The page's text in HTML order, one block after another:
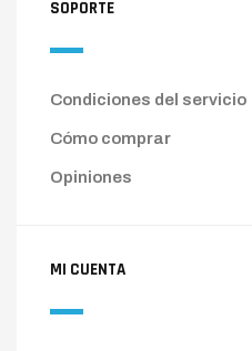
SOPORTE
Condiciones del servicio
Cómo comprar
Opiniones
MI CUENTA